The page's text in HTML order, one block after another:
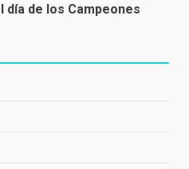
día de los Campeones